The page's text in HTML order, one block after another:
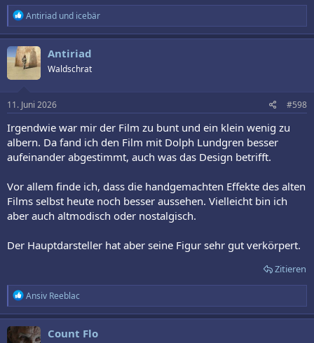
R
e
a
k
t
i
o
e
n
:
Antiriad und icebär
Antiriad
Waldschrat
11. Juni 2026 #598
Irgendwie war mir der Film zu bunt und ein klein wenig zu
albern. Da fand ich den Film mit Dolph Lundgren besser
aufeinander abgestimmt, auch was das Design betrifft.
Vor allem finde ich, dass die handgemachten Effekte des alten
Films selbst heute noch besser aussehen. Vielleicht bin ich
aber auch altmodisch oder nostalgisch.
Der Hauptdarsteller hat aber seine Figur sehr gut verkörpert.
Zitieren
R
e
a
k
t
Ansiv Reeblac
Count Flo